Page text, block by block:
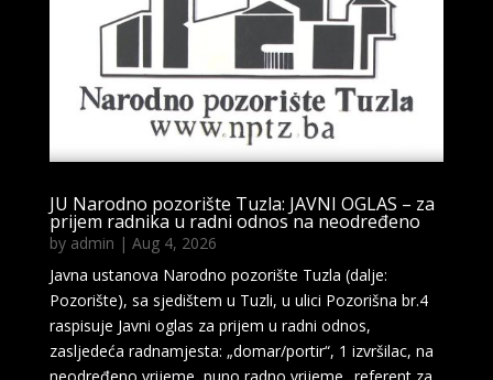
JU Narodno pozorište Tuzla: JAVNI OGLAS – za
prijem radnika u radni odnos na neodređeno
by admin | Aug 4, 2026
Javna ustanova Narodno pozorište Tuzla (dalje:
Pozorište), sa sjedištem u Tuzli, u ulici Pozorišna br.4
raspisuje Javni oglas za prijem u radni odnos,
zasljedeća radnamjesta: „domar/portir“, 1 izvršilac, na
neodređeno vrijeme, puno radno vrijeme „referent za